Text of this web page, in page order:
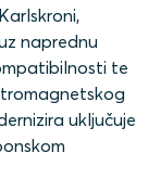
naprednu
te
uključuje